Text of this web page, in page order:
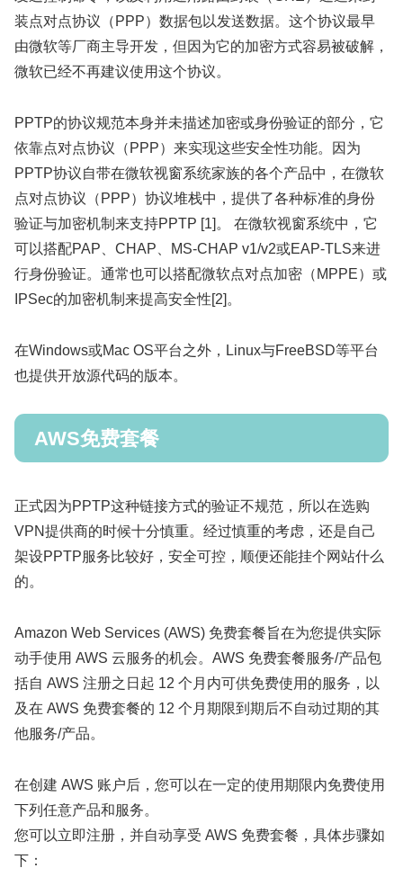
装点对点协议（PPP）数据包以发送数据。这个协议最早
由微软等厂商主导开发，但因为它的加密方式容易被破解，
微软已经不再建议使用这个协议。
PPTP的协议规范本身并未描述加密或身份验证的部分，它
依靠点对点协议（PPP）来实现这些安全性功能。因为
PPTP协议自带在微软视窗系统家族的各个产品中，在微软
点对点协议（PPP）协议堆栈中，提供了各种标准的身份
验证与加密机制来支持PPTP [1]。 在微软视窗系统中，它
可以搭配PAP、CHAP、MS-CHAP v1/v2或EAP-TLS来进
行身份验证。通常也可以搭配微软点对点加密（MPPE）或
IPSec的加密机制来提高安全性[2]。
在Windows或Mac OS平台之外，Linux与FreeBSD等平台
也提供开放源代码的版本。
AWS免费套餐
正式因为PPTP这种链接方式的验证不规范，所以在选购
VPN提供商的时候十分慎重。经过慎重的考虑，还是自己
架设PPTP服务比较好，安全可控，顺便还能挂个网站什么
的。
Amazon Web Services (AWS) 免费套餐旨在为您提供实际
动手使用 AWS 云服务的机会。AWS 免费套餐服务/产品包
括自 AWS 注册之日起 12 个月内可供免费使用的服务，以
及在 AWS 免费套餐的 12 个月期限到期后不自动过期的其
他服务/产品。
在创建 AWS 账户后，您可以在一定的使用期限内免费使用
下列任意产品和服务。
您可以立即注册，并自动享受 AWS 免费套餐，具体步骤如
下：